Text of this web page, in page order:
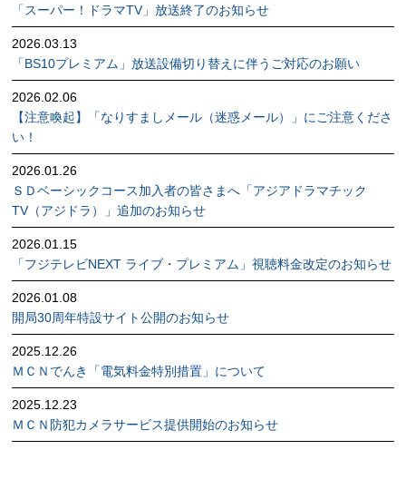
「スーパー！ドラマTV」放送終了のお知らせ
2026.03.13
「BS10プレミアム」放送設備切り替えに伴うご対応のお願い
2026.02.06
【注意喚起】「なりすましメール（迷惑メール）」にご注意くださ
い！
2026.01.26
ＳＤベーシックコース加入者の皆さまへ「アジアドラマチック
TV（アジドラ）」追加のお知らせ
2026.01.15
「フジテレビNEXT ライブ・プレミアム」視聴料金改定のお知らせ
2026.01.08
開局30周年特設サイト公開のお知らせ
2025.12.26
ＭＣＮでんき「電気料金特別措置」について
2025.12.23
ＭＣＮ防犯カメラサービス提供開始のお知らせ